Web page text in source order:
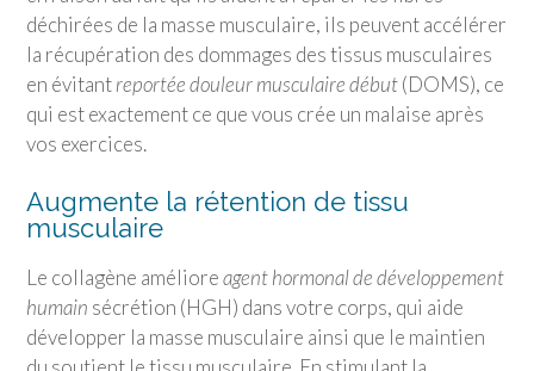
déchirées de la masse musculaire, ils peuvent accélérer
la récupération des dommages des tissus musculaires
en évitantreportée douleur musculaire début(DOMS), ce
qui est exactement ce que vous crée un malaise après
vos exercices.
Augmente la rétention de tissu
musculaire
Le collagène amélioreagent hormonal de développement
humain sécrétion (HGH) dans votre corps, qui aide
développer la masse musculaire ainsi que le maintien